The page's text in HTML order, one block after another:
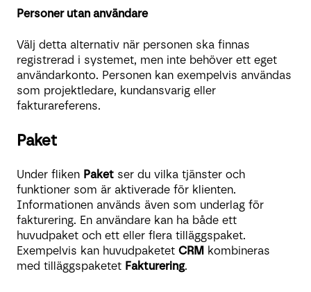
Personer utan användare
Välj detta alternativ när personen ska finnas
registrerad i systemet, men inte behöver ett eget
användarkonto. Personen kan exempelvis användas
som projektledare, kundansvarig eller
fakturareferens.
Paket
Under fliken Paket ser du vilka tjänster och
funktioner som är aktiverade för klienten.
Informationen används även som underlag för
fakturering. En användare kan ha både ett
huvudpaket och ett eller flera tilläggspaket.
Exempelvis kan huvudpaketet CRM kombineras
med tilläggspaketet Fakturering.